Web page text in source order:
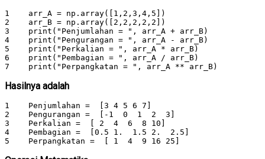
1    arr_A = np.array([1,2,3,4,5])
2    arr_B = np.array([2,2,2,2,2])
3    print("Penjumlahan = ", arr_A + arr_B)
4    print("Pengurangan = ", arr_A - arr_B)
5    print("Perkalian = ", arr_A * arr_B)
6    print("Pembagian = ", arr_A / arr_B)
7    print("Perpangkatan = ", arr_A ** arr_B)
Hasilnya adalah
1    Penjumlahan =  [3 4 5 6 7]
2    Pengurangan =  [-1  0  1  2  3]
3    Perkalian =  [ 2  4  6  8 10]
4    Pembagian =  [0.5 1.  1.5 2.  2.5]
5    Perpangkatan =  [ 1  4  9 16 25]